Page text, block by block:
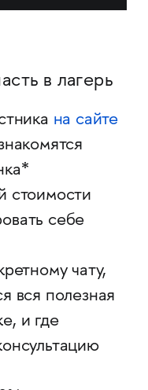
в лагерь
на сайте
стоимости
себе
чату,
вся полезная
и где